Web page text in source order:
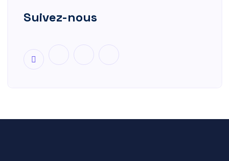
Suivez-nous